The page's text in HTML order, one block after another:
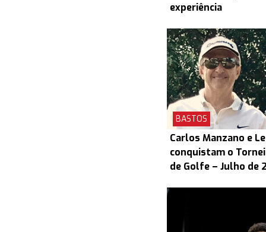
experiência
BASTOS
Carlos Manzano e
conquistam o
de Golfe – Julho de